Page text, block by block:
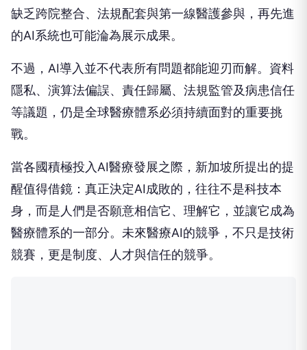
缺乏跨院整合、法規配套與第一線醫護參與，再先進
的AI系統也可能淪為展示成果。
不過，AI導入並不代表所有問題都能迎刃而解。資料
隱私、演算法偏誤、責任歸屬、法規監管及病患信任
等議題，仍是全球醫療體系必須持續面對的重要挑
戰。
當各國積極投入AI醫療發展之際，新加坡所提出的提
醒值得借鏡：真正決定AI成敗的，往往不是科技本
身，而是人們是否願意相信它、理解它，並讓它成為
醫療體系的一部分。未來醫療AI的競爭，不只是技術
競賽，更是制度、人才與信任的競爭。